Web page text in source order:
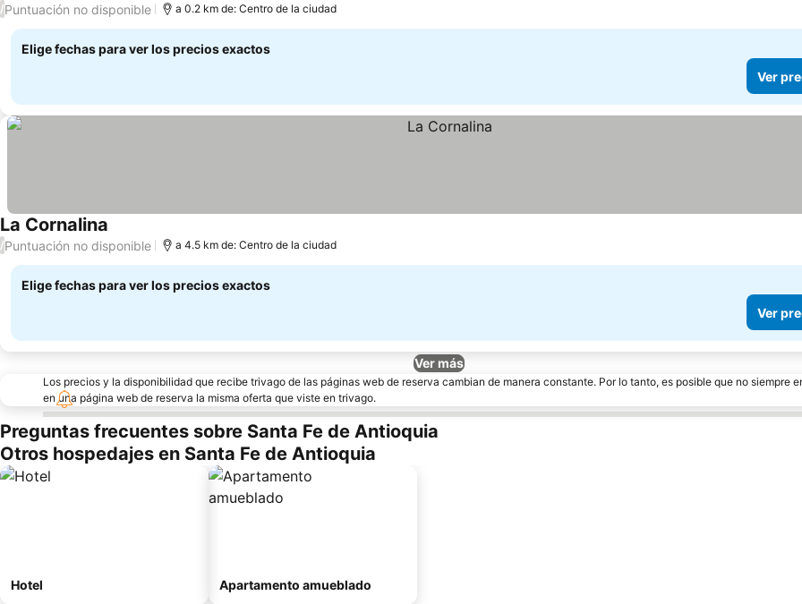
/Puntuación no disponible a 0.2 km de: Centro de la ciudad
Elige fechas para ver los precios exactos
Ver
La Cornalina
/Puntuación no disponible a 4.5 km de: Centro de la ciudad
Elige fechas para ver los precios exactos
Ver
Ver más
Los precios y la disponibilidad que recibe trivago de las páginas web de reserva cambian de manera constante. Por lo tanto, es posible que no siempre
en una página web de reserva la misma oferta que viste en trivago.
Preguntas frecuentes sobre Santa Fe de Antioquia
Otros hospedajes en Santa Fe de Antioquia
Hotel Apartamento amueblado